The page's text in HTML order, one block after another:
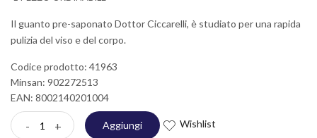
Il guanto pre-saponato Dottor Ciccarelli, è studiato per una rapida
pulizia del viso e del corpo.
Codice prodotto: 41963
Minsan: 902272513
EAN: 8002140201004
- + Aggiungi Wishlist